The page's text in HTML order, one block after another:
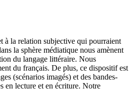
à la relation subjective qui pourraient
la sphère médiatique nous amènent
du langage littéraire. Nous
du français. De plus, ce dispositif est
(scénarios imagés) et des bandes-
en lecture et en écriture. Notre